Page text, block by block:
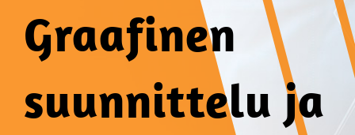
Graafinen
suunnittelu ja